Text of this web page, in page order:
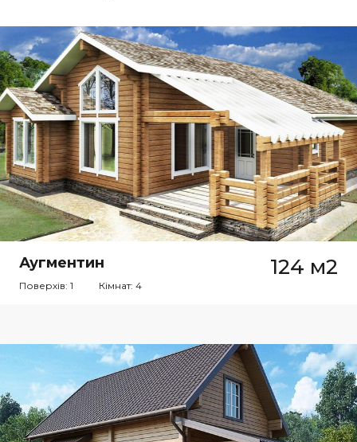
Аугментин 124 м2
Поверхів: 1 Кімнат: 4